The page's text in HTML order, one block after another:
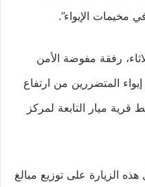
مخيمات الإيواء”.
رفقة مفوضة الأمن
المتضررين من ارتفاع
ميار التابعة لمركز
الزيارة على توزيع مبالغ